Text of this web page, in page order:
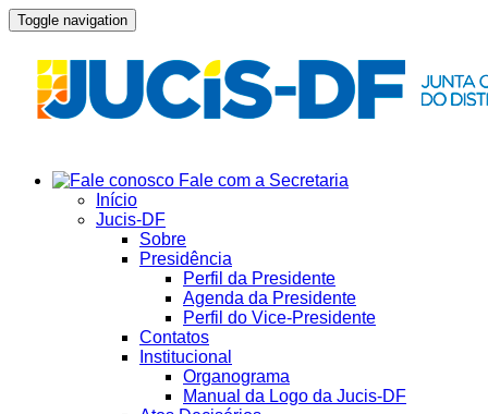
Toggle navigation
Fale com a Secretaria
Início
Jucis-DF
Sobre
Presidência
Perfil da Presidente
Agenda da Presidente
Perfil do Vice-Presidente
Contatos
Institucional
Organograma
Manual da Logo da Jucis-DF